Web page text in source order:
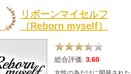
リボーンマイセルフ
（Reborn myself）
総合評価: 3.60